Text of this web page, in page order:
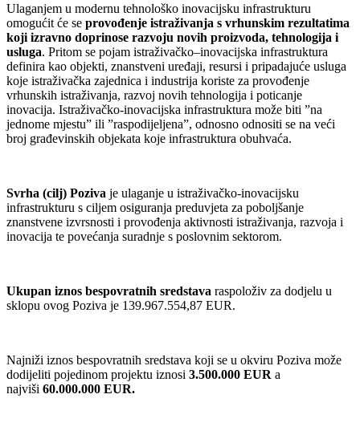
Ulaganjem u modernu tehnološko inovacijsku infrastrukturu
omogućit će se provođenje istraživanja s vrhunskim rezultatima
koji izravno doprinose razvoju novih proizvoda, tehnologija i
usluga. Pritom se pojam istraživačko–inovacijska infrastruktura
definira kao objekti, znanstveni uređaji, resursi i pripadajuće usluga
koje istraživačka zajednica i industrija koriste za provođenje
vrhunskih istraživanja, razvoj novih tehnologija i poticanje
inovacija. Istraživačko-inovacijska infrastruktura može biti ”na
jednome mjestu” ili ”raspodijeljena”, odnosno odnositi se na veći
broj građevinskih objekata koje infrastruktura obuhvaća.
Svrha (cilj) Poziva je ulaganje u istraživačko-inovacijsku
infrastrukturu s ciljem osiguranja preduvjeta za poboljšanje
znanstvene izvrsnosti i provođenja aktivnosti istraživanja, razvoja i
inovacija te povećanja suradnje s poslovnim sektorom.
Ukupan iznos bespovratnih sredstava raspoloživ za dodjelu u
sklopu ovog Poziva je 139.967.554,87 EUR.
Najniži iznos bespovratnih sredstava koji se u okviru Poziva može
dodijeliti pojedinom projektu iznosi 3.500.000 EUR a
najviši 60.000.000 EUR.